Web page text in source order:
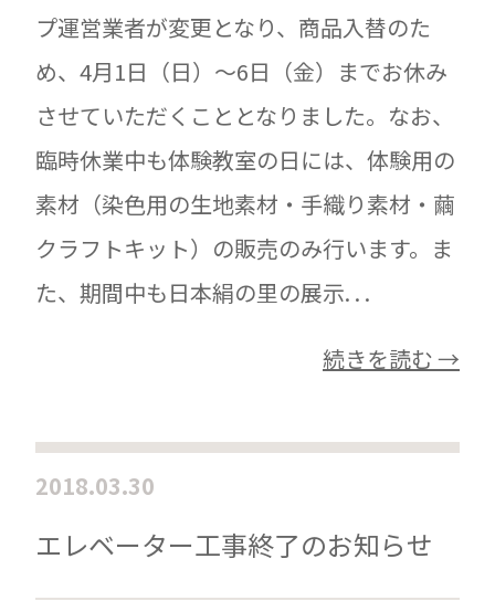
プ運営業者が変更となり、商品入替のた
め、4月1日（日）～6日（金）までお休み
させていただくこととなりました。なお、
臨時休業中も体験教室の日には、体験用の
素材（染色用の生地素材・手織り素材・繭
クラフトキット）の販売のみ行います。ま
た、期間中も日本絹の里の展示. . .
続きを読む →
2018.03.30
エレベーター工事終了のお知らせ